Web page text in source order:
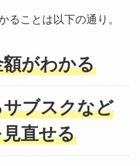
ることは以下の通り。
がわかる
ブスクなど
直せる